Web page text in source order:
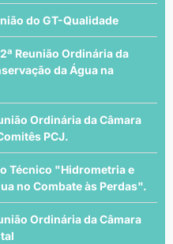
do GT-Qualidade
Reunião Ordinária da
da Água na
Ordinária da Câmara
PCJ.
Técnico "Hidrometria e
no Combate às Perdas".
Ordinária da Câmara